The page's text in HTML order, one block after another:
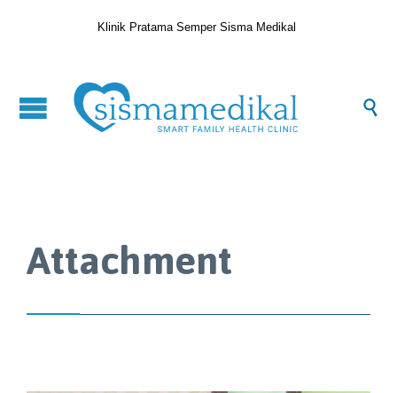
Klinik Pratama Semper Sisma Medikal

Attachment